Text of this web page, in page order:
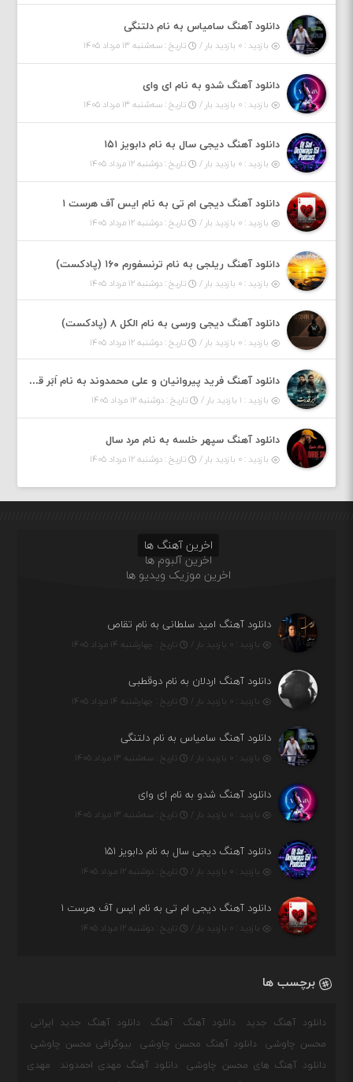
دانلود آهنگ سامیاس به نام دلتنگی
بازدید : ۰ بازدید بار / تاریخ : سه‌شنبه ۱۳ مرداد ۱۴۰۵
دانلود آهنگ شدو به نام ای وای
بازدید : ۰ بازدید بار / تاریخ : سه‌شنبه ۱۳ مرداد ۱۴۰۵
دانلود آهنگ دیجی سال به نام دابویز ۱۵۱
بازدید : ۰ بازدید بار / تاریخ : دوشنبه ۱۲ مرداد ۱۴۰۵
دانلود آهنگ دیجی ام تی به نام ایس آف هرست ۱
بازدید : ۰ بازدید بار / تاریخ : دوشنبه ۱۲ مرداد ۱۴۰۵
دانلود آهنگ ریلجی به نام ترنسفورم ۱۶۰ (پادکست)
بازدید : ۰ بازدید بار / تاریخ : دوشنبه ۱۲ مرداد ۱۴۰۵
دانلود آهنگ دیجی ورسی به نام الکل ۸ (پادکست)
بازدید : ۰ بازدید بار / تاریخ : دوشنبه ۱۲ مرداد ۱۴۰۵
دانلود آهنگ فرید پیروانیان و علی محمدوند به نام اَبَر قدرت
بازدید : ۱ بازدید بار / تاریخ : دوشنبه ۱۲ مرداد ۱۴۰۵
دانلود آهنگ سپهر خلسه به نام مرد سال
بازدید : ۰ بازدید بار / تاریخ : دوشنبه ۱۲ مرداد ۱۴۰۵
اخرین آهنگ ها
اخرین آلبوم ها
اخرین موزیک ویدیو ها
دانلود آهنگ امید سلطانی به نام تقاص
بازدید : ۰ بازدید بار / تاریخ : چهارشنبه ۱۴ مرداد ۱۴۰۵
دانلود آهنگ اردلان به نام دوقطبی
بازدید : ۰ بازدید بار / تاریخ : چهارشنبه ۱۴ مرداد ۱۴۰۵
دانلود آهنگ سامیاس به نام دلتنگی
بازدید : ۰ بازدید بار / تاریخ : سه‌شنبه ۱۳ مرداد ۱۴۰۵
دانلود آهنگ شدو به نام ای وای
بازدید : ۰ بازدید بار / تاریخ : سه‌شنبه ۱۳ مرداد ۱۴۰۵
دانلود آهنگ دیجی سال به نام دابویز ۱۵۱
بازدید : ۰ بازدید بار / تاریخ : دوشنبه ۱۲ مرداد ۱۴۰۵
دانلود آهنگ دیجی ام تی به نام ایس آف هرست ۱
بازدید : ۰ بازدید بار / تاریخ : دوشنبه ۱۲ مرداد ۱۴۰۵
برچسب ها
دانلود آهنگ جدید دانلود آهنگ آهنگ
دانلود آهنگ جدید ایرانی
محسن چاوشی
دانلود آهنگ محسن چاوشی
بیوگرافی محسن چاوشی
دانلود آهنگ های محسن چاوشی
دانلود آهنگ مهدی احمدوند
مهدی